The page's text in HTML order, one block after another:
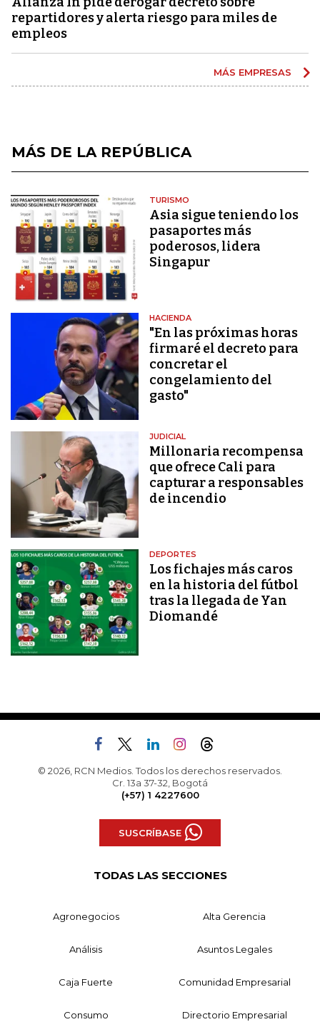
repartidores y alerta riesgo para miles de
empleos
MÁS EMPRESAS
MÁS DE LA REPÚBLICA
TURISMO
Asia sigue teniendo los
pasaportes más
poderosos, lidera
Singapur
HACIENDA
"En las próximas horas
firmaré el decreto para
concretar el
congelamiento del
gasto"
JUDICIAL
Millonaria recompensa
que ofrece Cali para
capturar a responsables
de incendio
DEPORTES
Los fichajes más caros
en la historia del fútbol
tras la llegada de Yan
Diomandé
© 2026, RCN Medios. Todos los derechos reservados.
Cr. 13a 37-32, Bogotá
(+57) 1 4227600
SUSCRÍBASE
TODAS LAS SECCIONES
Agronegocios Alta Gerencia
Análisis Asuntos Legales
Caja Fuerte Comunidad Empresarial
Consumo Directorio Empresarial